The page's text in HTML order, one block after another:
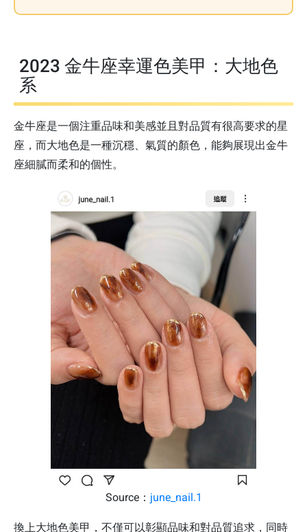
2023 金牛座幸運色美甲：大地色
系
金牛座是一個注重品味和美感並且對品質有很高要求的星
座，而大地色是一種沉穩、氣質的顏色，能夠展現出金牛
座細膩而柔和的個性。
Source： june_nail.1
換上大地色美甲，不僅可以彰顯品味和對品質追求，同時